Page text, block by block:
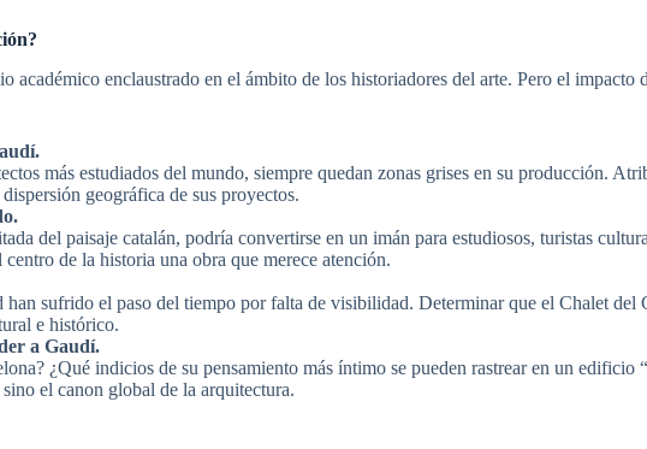
académico enclaustrado en el ámbito de los historiadores del arte. Pero el impacto
más estudiados del mundo, siempre quedan zonas grises en su producción.
geográfica de sus proyectos.
del paisaje catalán, podría convertirse en un imán para estudiosos, turistas
de la historia una obra que merece atención.
han sufrido el paso del tiempo por falta de visibilidad. Determinar que el Chalet del
e histórico.
a Gaudí.
¿Qué indicios de su pensamiento más íntimo se pueden rastrear en un edificio
el canon global de la arquitectura.